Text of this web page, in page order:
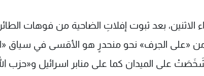
بعد ثبوت إفلاتِ الضاحية من فوهات
من «على الجرف» نحو منحدرٍ هو الأقسى في سياق
شَخَصَتْ على الميدان كما على منابر اسرائيل و«حزب